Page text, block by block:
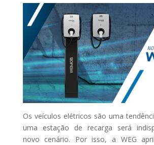
Os veículos elétricos são uma
uma estação de recarga será
novo cenário. Por isso, a WEG